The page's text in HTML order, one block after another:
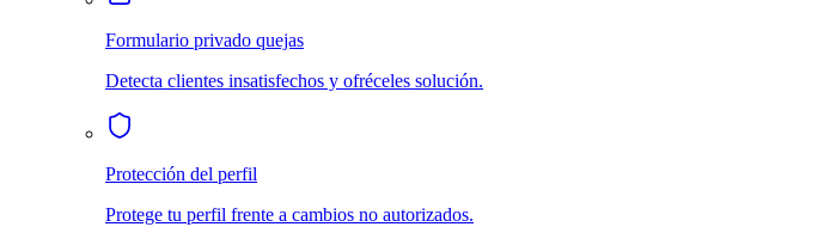
Formulario privado quejas
Detecta clientes insatisfechos y ofréceles solución.
Protección del perfil
Protege tu perfil frente a cambios no autorizados.